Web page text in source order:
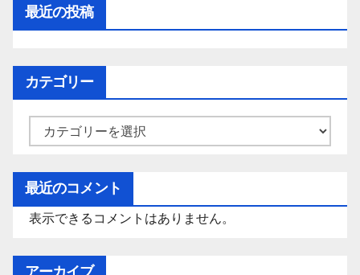
最近の投稿
カテゴリー
テ
ゴ
リ
ー
最近のコメント
表示できるコメントはありません。